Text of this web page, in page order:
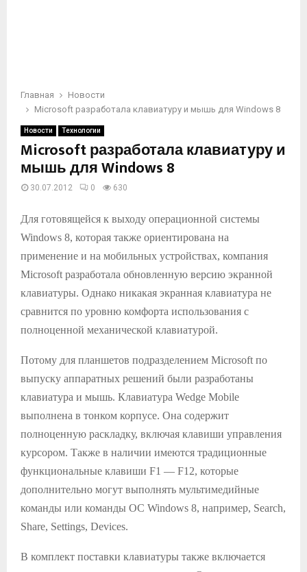
Главная
Новости
Microsoft разработала клавиатуру и мышь для Windows 8
Новости Технологии
Microsoft разработала клавиатуру и
мышь для Windows 8
30.07.2012 0 630
Для готовящейся к выходу операционной системы
Windows 8, которая также ориентирована на
применение и на мобильных устройствах, компания
Microsoft разработала обновленную версию экранной
клавиатуры. Однако никакая экранная клавиатура не
сравнится по уровню комфорта использования с
полноценной механической клавиатурой.
Потому для планшетов подразделением Microsoft по
выпуску аппаратных решений были разработаны
клавиатура и мышь. Клавиатура Wedge Mobile
выполнена в тонком корпусе. Она содержит
полноценную раскладку, включая клавиши управления
курсором. Также в наличии имеются традиционные
функциональные клавиши F1 — F12, которые
дополнительно могут выполнять мультимедийные
команды или команды ОС Windows 8, например, Search,
Share, Settings, Devices.
В комплект поставки клавиатуры также включается